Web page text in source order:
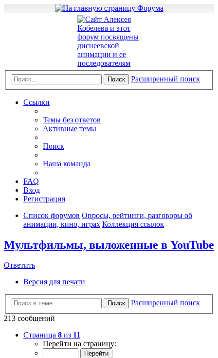
Поиск Расширенный поиск
Ссылки
Темы без ответов
Активные темы
Поиск
Наша команда
FAQ
Вход
Регистрация
Список форумов Опросы, рейтинги, разговоры об
анимации, кино, играх Коллекция ссылок
Мультфильмы, выложенные в YouTube
Ответить
Версия для печати
Поиск
Расширенный поиск
213 сообщений
Страница 8 из 11
Перейти на страницу: